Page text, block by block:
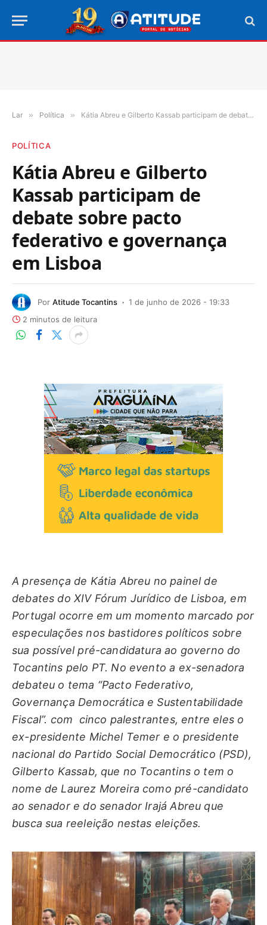
Lar » Política » Kátia Abreu e Gilberto Kassab participam de debate sobre pacto federativo e governança em Lisboa
POLÍTICA
Kátia Abreu e Gilberto
Kassab participam de
debate sobre pacto
federativo e governança
em Lisboa
Por Atitude Tocantins
1 de junho de 2026 - 19:33
2 minutos de leitura
A presença de Kátia Abreu no painel de
debates do XIV Fórum Jurídico de Lisboa, em
Portugal ocorre em um momento marcado por
especulações nos bastidores políticos sobre
sua possível pré-candidatura ao governo do
Tocantins pelo PT. No evento a ex-senadora
debateu o tema “Pacto Federativo,
Governança Democrática e Sustentabilidade
Fiscal”. com cinco palestrantes, entre eles o
ex-presidente Michel Temer e o presidente
nacional do Partido Social Democrático (PSD),
Gilberto Kassab, que no Tocantins o tem o
nome de Laurez Moreira como pré-candidato
ao senador e do senador Irajá Abreu que
busca sua reeleição nestas eleições.